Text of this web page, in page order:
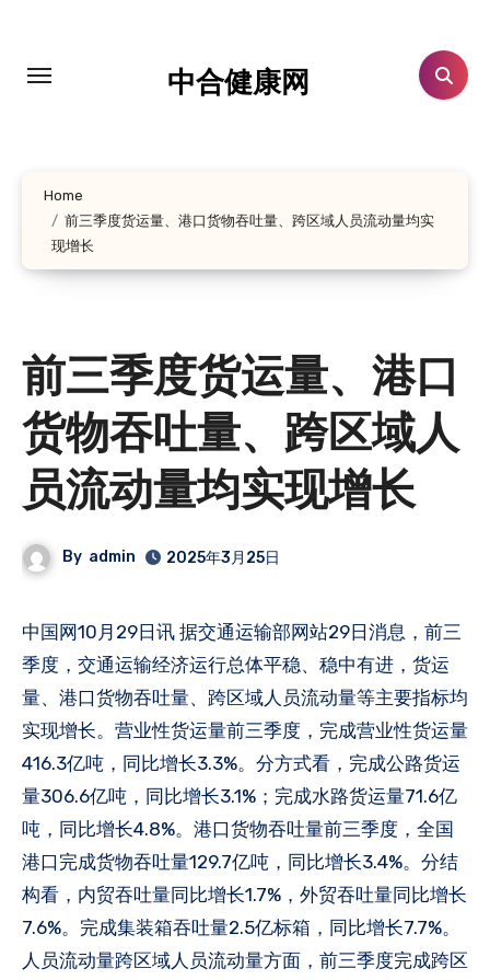
中合健康网
Home
前三季度货运量、港口货物吞吐量、跨区域人员流动量均实
现增长
前三季度货运量、港口
货物吞吐量、跨区域人
员流动量均实现增长
By admin 2025年3月25日
中国网10月29日讯 据交通运输部网站29日消息，前三
季度，交通运输经济运行总体平稳、稳中有进，货运
量、港口货物吞吐量、跨区域人员流动量等主要指标均
实现增长。营业性货运量前三季度，完成营业性货运量
416.3亿吨，同比增长3.3%。分方式看，完成公路货运
量306.6亿吨，同比增长3.1%；完成水路货运量71.6亿
吨，同比增长4.8%。港口货物吞吐量前三季度，全国
港口完成货物吞吐量129.7亿吨，同比增长3.4%。分结
构看，内贸吞吐量同比增长1.7%，外贸吞吐量同比增长
7.6%。完成集装箱吞吐量2.5亿标箱，同比增长7.7%。
人员流动量跨区域人员流动量方面，前三季度完成跨区